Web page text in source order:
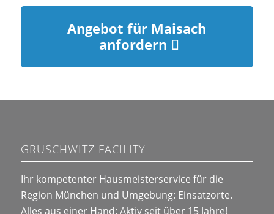
Angebot für Maisach
anfordern
GRUSCHWITZ FACILITY
Ihr kompetenter Hausmeisterservice für die
Region München und Umgebung: Einsatzorte.
Alles aus einer Hand: Aktiv seit über 15 Jahre!